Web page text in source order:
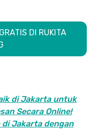
DI RUKITA
di Jakarta untuk
Secara Online!
di Jakarta dengan